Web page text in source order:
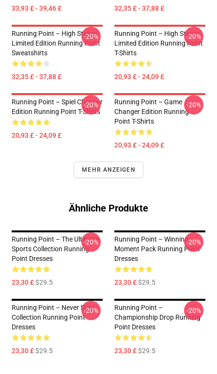
33,93 £ - 39,46 £ 32,35 £ - 37,88 £
Running Point – High Stakes
Limited Edition Running Point
Sweatshirts
32,35 £ - 37,88 £
-20%
Running Point – High Stakes
Limited Edition Running Point
T-Shirts
20,93 £ - 24,09 £
-20%
Running Point – Spiel Changer
Edition Running Point T-Shirts
20,93 £ - 24,09 £
-20%
Running Point – Game
Changer Edition Running
Point T-Shirts
20,93 £ - 24,09 £
-20%
MEHR ANZEIGEN
Ähnliche Produkte
Running Point – The Ultimate
Sports Collection Running
Point Dresses
23,30 £$29.5
-20%
Running Point – Winning
Moment Pack Running Point
Dresses
23,30 £$29.5
-20%
Running Point – Never Stop
Collection Running Point
Dresses
23,30 £$29.5
-20%
Running Point –
Championship Drop Running
Point Dresses
23,30 £$29.5
-20%